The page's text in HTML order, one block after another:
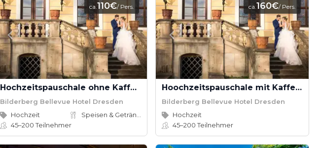
ca.110€/ Pers.
Hochzeitspauschale ohne Kaffeepause - Bilderberg Bellevue Hotel
Bilderberg Bellevue Hotel Dresden
Hochzeit
45–200Teilnehmer
ca.160€/ Pers.
Hoochzeitspauschale mit Kaffeepause - Bilderberg Bellevue Hotel
Bilderberg Bellevue Hotel Dresden
Hochzeit
45–200Teilnehmer